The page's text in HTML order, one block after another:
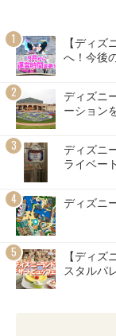
【ディ
へ！今後
ディズニ
ーション
ディズニ
ライベー
ディズニ
【ディ
スタルパ